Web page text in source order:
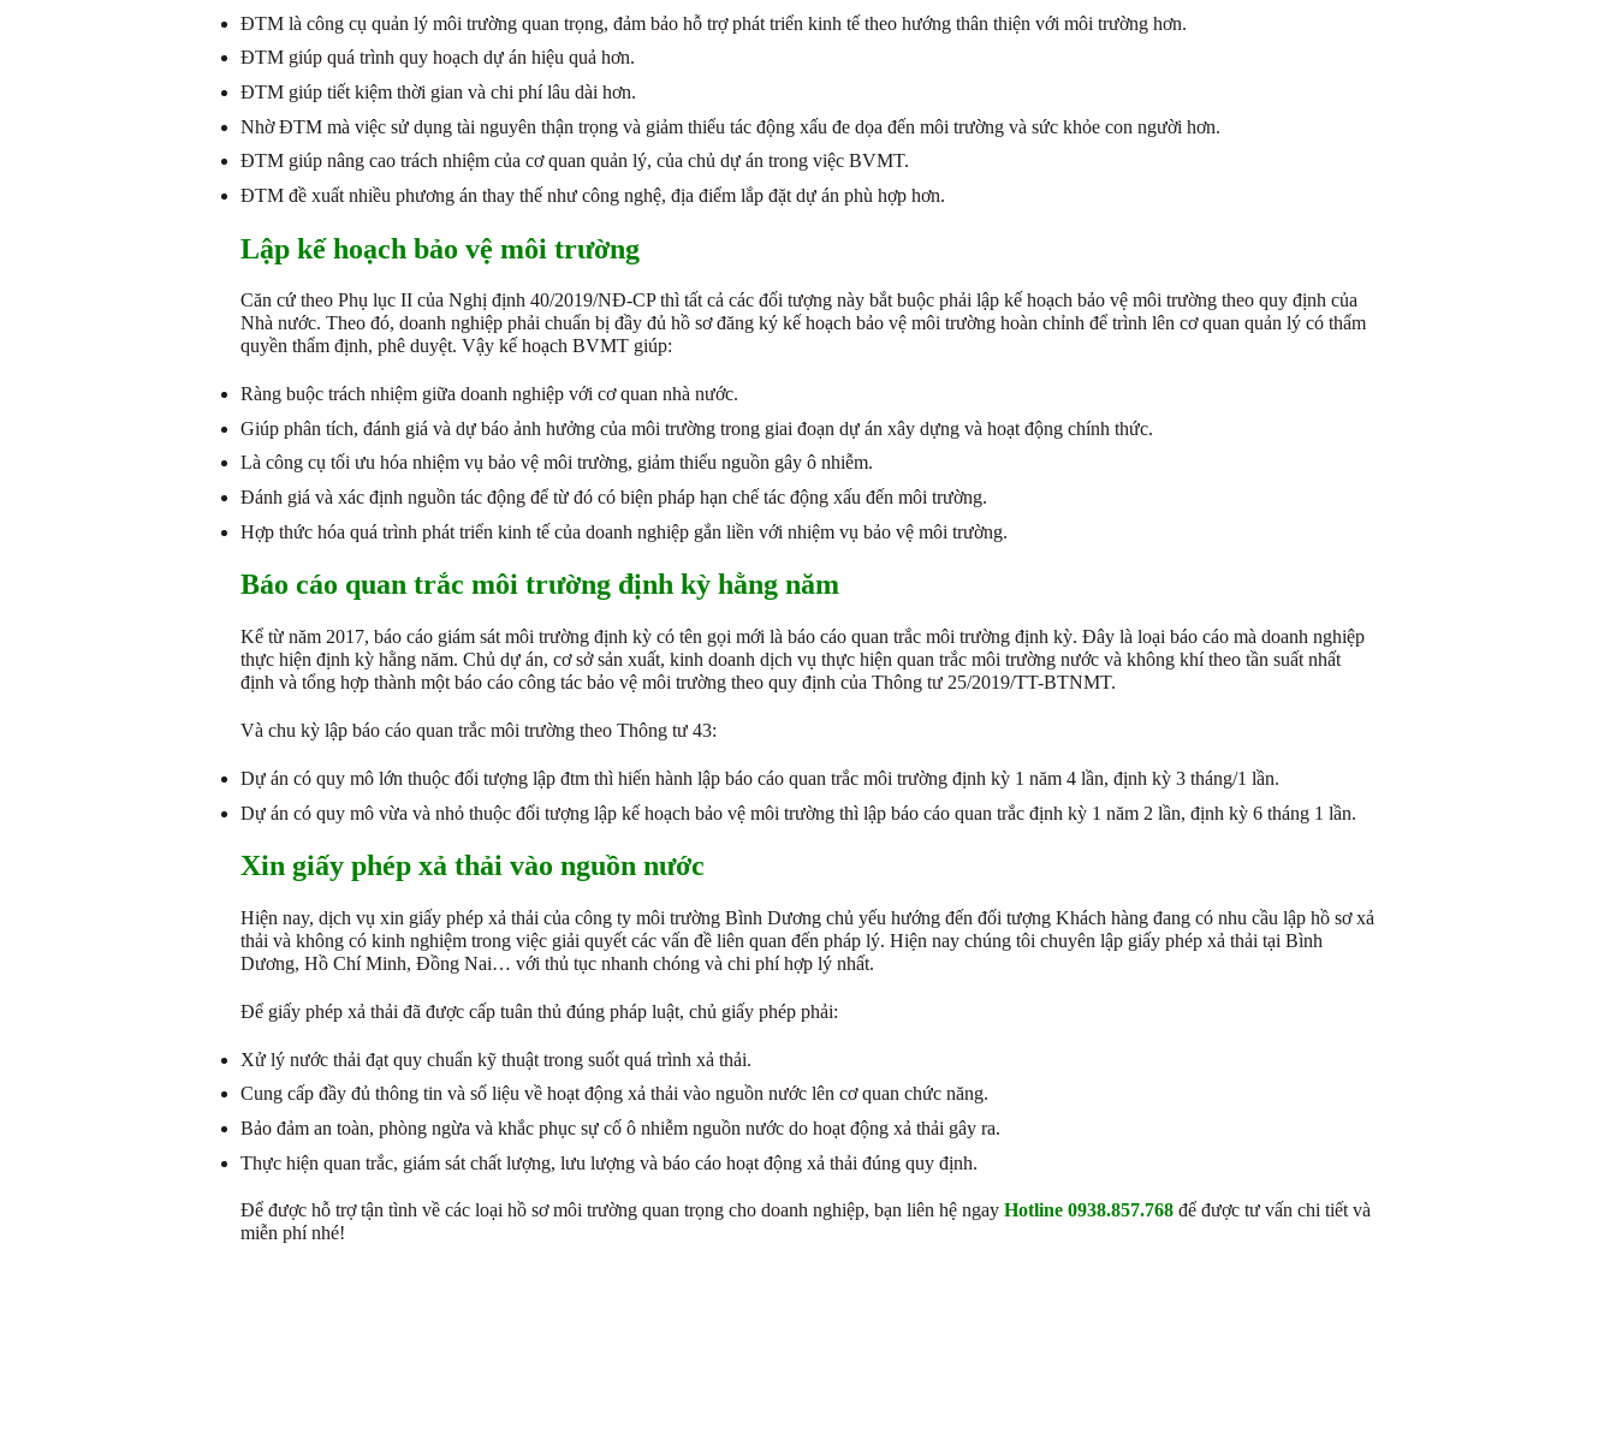
ĐTM là công cụ quản lý môi trường quan trọng, đảm bảo hỗ trợ phát triển kinh tế theo hướng thân thiện với môi trường hơn.
ĐTM giúp quá trình quy hoạch dự án hiệu quả hơn.
ĐTM giúp tiết kiệm thời gian và chi phí lâu dài hơn.
Nhờ ĐTM mà việc sử dụng tài nguyên thận trọng và giảm thiểu tác động xấu đe dọa đến môi trường và sức khỏe con người hơn.
ĐTM giúp nâng cao trách nhiệm của cơ quan quản lý, của chủ dự án trong việc BVMT.
ĐTM đề xuất nhiều phương án thay thế như công nghệ, địa điểm lắp đặt dự án phù hợp hơn.
Lập kế hoạch bảo vệ môi trường
Căn cứ theo Phụ lục II của Nghị định 40/2019/NĐ-CP thì tất cả các đối tượng này bắt buộc phải lập kế hoạch bảo vệ môi trường theo quy định của
Nhà nước. Theo đó, doanh nghiệp phải chuẩn bị đầy đủ hồ sơ đăng ký kế hoạch bảo vệ môi trường hoàn chỉnh để trình lên cơ quan quản lý có thẩm
quyền thẩm định, phê duyệt. Vậy kế hoạch BVMT giúp:
Ràng buộc trách nhiệm giữa doanh nghiệp với cơ quan nhà nước.
Giúp phân tích, đánh giá và dự báo ảnh hưởng của môi trường trong giai đoạn dự án xây dựng và hoạt động chính thức.
Là công cụ tối ưu hóa nhiệm vụ bảo vệ môi trường, giảm thiểu nguồn gây ô nhiễm.
Đánh giá và xác định nguồn tác động để từ đó có biện pháp hạn chế tác động xấu đến môi trường.
Hợp thức hóa quá trình phát triển kinh tế của doanh nghiệp gắn liền với nhiệm vụ bảo vệ môi trường.
Báo cáo quan trắc môi trường định kỳ hằng năm
Kể từ năm 2017, báo cáo giám sát môi trường định kỳ có tên gọi mới là báo cáo quan trắc môi trường định kỳ. Đây là loại báo cáo mà doanh nghiệp
thực hiện định kỳ hằng năm. Chủ dự án, cơ sở sản xuất, kinh doanh dịch vụ thực hiện quan trắc môi trường nước và không khí theo tần suất nhất
định và tổng hợp thành một báo cáo công tác bảo vệ môi trường theo quy định của Thông tư 25/2019/TT-BTNMT.
Và chu kỳ lập báo cáo quan trắc môi trường theo Thông tư 43:
Dự án có quy mô lớn thuộc đối tượng lập đtm thì hiến hành lập báo cáo quan trắc môi trường định kỳ 1 năm 4 lần, định kỳ 3 tháng/1 lần.
Dự án có quy mô vừa và nhỏ thuộc đối tượng lập kế hoạch bảo vệ môi trường thì lập báo cáo quan trắc định kỳ 1 năm 2 lần, định kỳ 6 tháng 1 lần.
Xin giấy phép xả thải vào nguồn nước
Hiện nay, dịch vụ xin giấy phép xả thải của công ty môi trường Bình Dương chủ yếu hướng đến đối tượng Khách hàng đang có nhu cầu lập hồ sơ xả
thải và không có kinh nghiệm trong việc giải quyết các vấn đề liên quan đến pháp lý. Hiện nay chúng tôi chuyên lập giấy phép xả thải tại Bình
Dương, Hồ Chí Minh, Đồng Nai… với thủ tục nhanh chóng và chi phí hợp lý nhất.
Để giấy phép xả thải đã được cấp tuân thủ đúng pháp luật, chủ giấy phép phải:
Xử lý nước thải đạt quy chuẩn kỹ thuật trong suốt quá trình xả thải.
Cung cấp đầy đủ thông tin và số liệu về hoạt động xả thải vào nguồn nước lên cơ quan chức năng.
Bảo đảm an toàn, phòng ngừa và khắc phục sự cố ô nhiễm nguồn nước do hoạt động xả thải gây ra.
Thực hiện quan trắc, giám sát chất lượng, lưu lượng và báo cáo hoạt động xả thải đúng quy định.
Để được hỗ trợ tận tình về các loại hồ sơ môi trường quan trọng cho doanh nghiệp, bạn liên hệ ngay Hotline 0938.857.768để được tư vấn chi tiết và
miễn phí nhé!